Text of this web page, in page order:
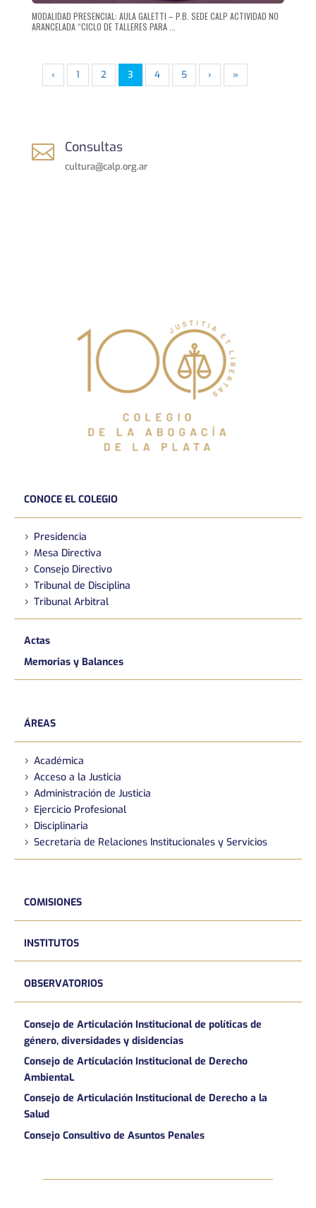
MODALIDAD PRESENCIAL: AULA GALETTI – P.B. SEDE CALP ACTIVIDAD NO
ARANCELADA “CICLO DE TALLERES PARA ...
‹ 1 2 3 4 5 › »
 Consultas
cultura@calp.org.ar
CONOCE EL COLEGIO
Presidencia
Mesa Directiva
Consejo Directivo
Tribunal de Disciplina
Tribunal Arbitral
Actas
Memorias y Balances
ÁREAS
Académica
Acceso a la Justicia
Administración de Justicia
Ejercicio Profesional
Disciplinaria
Secretaría de Relaciones Institucionales y Servicios
COMISIONES
INSTITUTOS
OBSERVATORIOS
Consejo de Articulación Institucional de políticas de
género, diversidades y disidencias
Consejo de Articulación Institucional de Derecho
AmbientaL
Consejo de Articulación Institucional de Derecho a la
Salud
Consejo Consultivo de Asuntos Penales